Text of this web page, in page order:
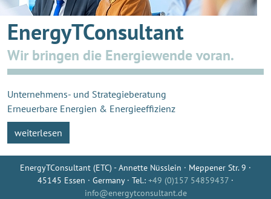
EnergyTConsultant
Wir bringen die Energiewende voran.
Unternehmens- und Strategieberatung
Erneuerbare Energien & Energieeffizienz
weiterlesen
EnergyTConsultant (ETC) - Annette Nüsslein · Meppener Str. 9 ·
45145 Essen · Germany · Tel.: +49 (0)157 54859437 ·
info@energytconsultant.de